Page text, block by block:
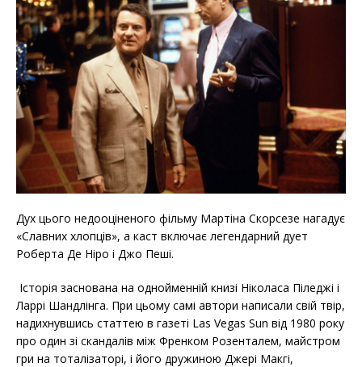
Дух цього недооціненого фільму Мартіна Скорсезе нагадує
«Славних хлопців», а каст включає легендарний дует
Роберта Де Ніро і Джо Пеші.
Історія заснована на однойменній книзі Ніколаса Піледжі і
Ларрі Шандлінга. При цьому самі автори написали свій твір,
надихнувшись статтею в газеті Las Vegas Sun від 1980 року
про один зі скандалів між Френком Розенталем, майстром
гри на тоталізаторі, і його дружиною Джері Макгі,